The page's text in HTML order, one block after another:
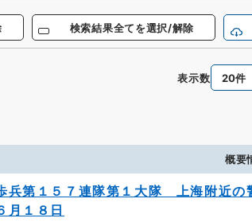
検索結果全てを選択/解除
表示数
概要
兵第１５７連隊第１大隊 上海附近
月１８日